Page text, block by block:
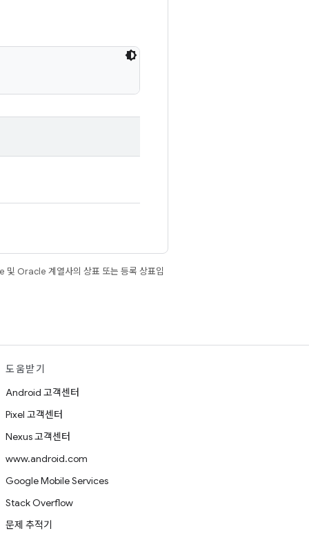
및 Oracle 계열사의 상표 또는 등록 상표입
도움받기
Android 고객센터
Pixel 고객센터
Nexus 고객센터
www.android.com
Google Mobile Services
Stack Overflow
문제 추적기